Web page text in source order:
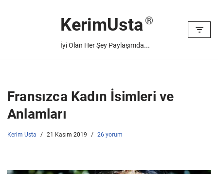
KerimUsta
İyi Olan Her Şey Paylaşımda...
Fransızca Kadın İsimleri ve
Anlamları
Kerim Usta 21 Kasım 2019 26 yorum